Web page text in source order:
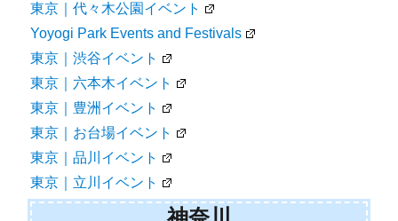
東京｜代々木公園イベント
Yoyogi Park Events and Festivals
東京｜渋谷イベント
東京｜六本木イベント
東京｜豊洲イベント
東京｜お台場イベント
東京｜品川イベント
東京｜立川イベント